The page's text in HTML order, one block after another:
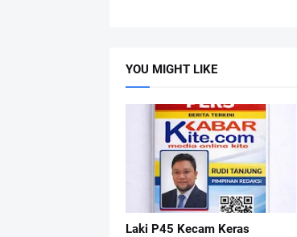
YOU MIGHT LIKE
Laki P45 Kecam Keras